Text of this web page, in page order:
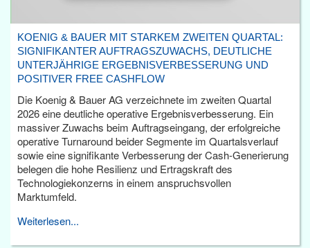
KOENIG & BAUER MIT STARKEM ZWEITEN QUARTAL:
SIGNIFIKANTER AUFTRAGSZUWACHS, DEUTLICHE
UNTERJÄHRIGE ERGEBNISVERBESSERUNG UND
POSITIVER FREE CASHFLOW
Die Koenig & Bauer AG verzeichnete im zweiten Quartal
2026 eine deutliche operative Ergebnisverbesserung. Ein
massiver Zuwachs beim Auftragseingang, der erfolgreiche
operative Turnaround beider Segmente im Quartalsverlauf
sowie eine signifikante Verbesserung der Cash-Generierung
belegen die hohe Resilienz und Ertragskraft des
Technologiekonzerns in einem anspruchsvollen
Marktumfeld.
Weiterlesen...